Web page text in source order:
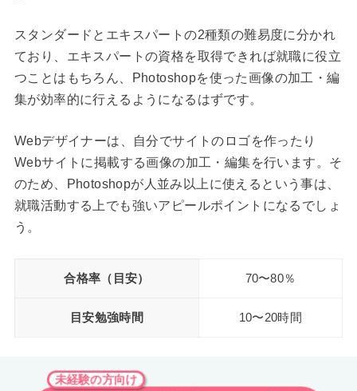
スタンダードとエキスパートの2種類の難易度に分かれ
ており、エキスパートの資格を取得できれば就職に役立
つことはもちろん、Photoshopを使った画像の加工・編
集が効率的に行えるようになるはずです。
Webデザイナーは、自分でサイトのロゴを作ったり
Webサイトに掲載する画像の加工・編集を行います。そ
のため、Photoshopが人並み以上に使えるという事は、
就職活動する上でも強いアピールポイントになるでしょ
う。
合格率（目安） 70〜80％
目安勉強時間 10〜20時間
未経験の方向け